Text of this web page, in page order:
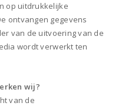
op uitdrukkelijke
ontvangen gegevens
van de uitvoering van de
wordt verwerkt ten
wij?
van de